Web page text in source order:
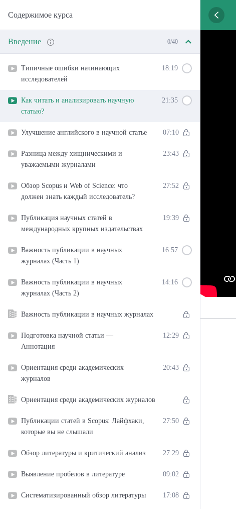
Содержимое курса
Введение 0/40
Типичные ошибки начинающих
исследователей
18:19
Как читать и анализировать научную
статью?
21:35
Улучшение английского в научной статье 07:10
Разница между хищническими и
уважаемыми журналами
23:43
Обзор Scopus и Web of Science: что
должен знать каждый исследователь?
27:52
Публикация научных статей в
международных крупных издательствах
19:39
Важность публикации в научных
журналах (Часть 1)
16:57
Важность публикации в научных
журналах (Часть 2)
14:16
Важность публикации в научных журналах
Подготовка научной статьи —
Аннотация
12:29
Ориентация среди академических
журналов
20:43
Ориентация среди академических журналов
Публикации статей в Scopus: Лайфхаки,
которые вы не слышали
27:50
Обзор литературы и критический анализ 27:29
Выявление пробелов в литературе 09:02
Систематизированный обзор литературы 17:08